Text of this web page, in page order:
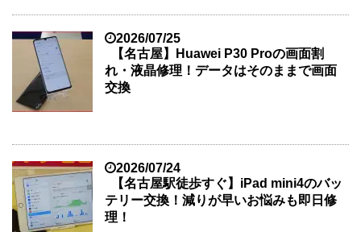
2026/07/25
【名古屋】Huawei P30 Proの画面割
れ・液晶修理！データはそのままで画面
交換
2026/07/24
【名古屋駅徒歩すぐ】iPad mini4のバッ
テリー交換！減りが早いお悩みも即日修
理！